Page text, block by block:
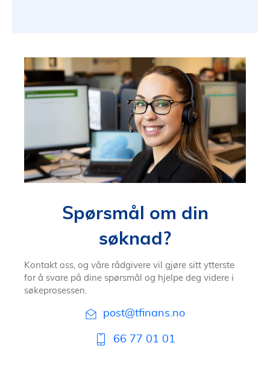
Spørsmål om din
søknad?
Kontakt oss, og våre rådgivere vil gjøre sitt ytterste
for å svare på dine spørsmål og hjelpe deg videre i
søkeprosessen.
post@tfinans.no
66 77 01 01